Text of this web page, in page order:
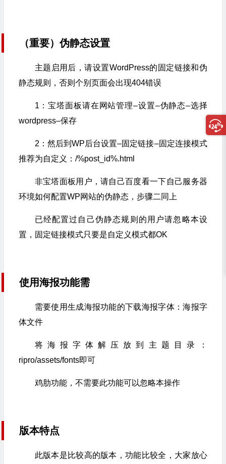
（重要）伪静态设置
主题启用后，请设置WordPress的固定链接和伪
静态规则，否则个别页面会出现404错误
1：宝塔面板请在网站管理–设置–伪静态–选择
wordpress–保存
2：然后到WP后台设置–固定链接–固定连接模式
推荐为自定义：/%post_id%.html
非宝塔面板用户，请自己百度看一下自己服务器
环境如何配置WP网站的伪静态，步骤二同上
已经配置过自己伪静态规则的用户请忽略本设
置，固定链接模式只要是自定义模式都OK
使用海报功能需
需要使用生成海报功能的下载海报字体：海报字
体文件
将海报字体解压放到主题目录：
ripro/assets/fonts即可
鸡肋功能，不需要此功能可以忽略本操作
版本特点
此版本是比较高的版本，功能比较全，大家放心